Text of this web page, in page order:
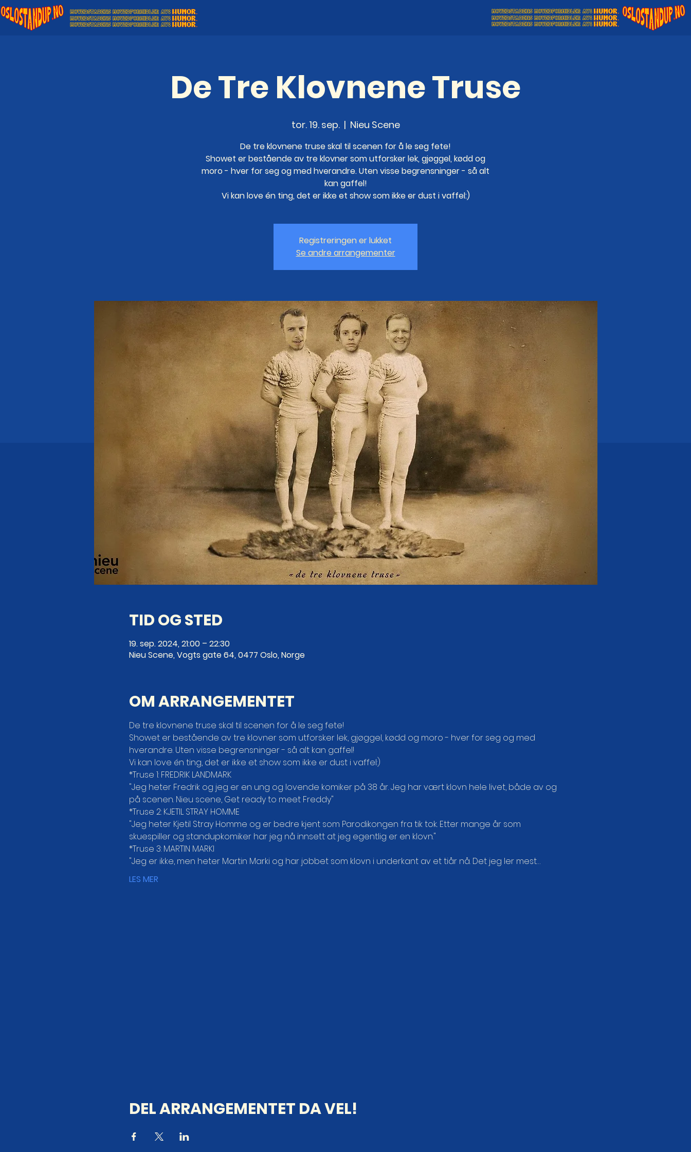
De Tre Klovnene Truse
tor. 19. sep.
  |
Nieu Scene
De tre klovnene truse skal til scenen for å le seg fete!
Showet er bestående av tre klovner som utforsker lek, gjøggel, kødd og
moro - hver for seg og med hverandre. Uten visse begrensninger - så alt
kan gaffel!
Vi kan love én ting, det er ikke et show som ikke er dust i vaffel:)
Registreringen er lukket
Se andre arrangementer
TID OG STED
19. sep. 2024, 21:00 – 22:30
Nieu Scene, Vogts gate 64, 0477 Oslo, Norge
OM ARRANGEMENTET
De tre klovnene truse skal til scenen for å le seg fete!
Showet er bestående av tre klovner som utforsker lek, gjøggel, kødd og moro - hver for seg og med
hverandre. Uten visse begrensninger - så alt kan gaffel!
Vi kan love én ting, det er ikke et show som ikke er dust i vaffel:)
*Truse 1: FREDRIK LANDMARK
"Jeg heter Fredrik og jeg er en ung og lovende komiker på 38 år. Jeg har vært klovn hele livet, både av og
på scenen. Nieu scene, Get ready to meet Freddy"
*Truse 2: KJETIL STRAY HOMME
"Jeg heter Kjetil Stray Homme og er bedre kjent som Parodikongen fra tik tok. Etter mange år som
skuespiller og standupkomiker har jeg nå innsett at jeg egentlig er en klovn."
*Truse 3: MARTIN MARKI
"Jeg er ikke, men heter Martin Marki og har jobbet som klovn i underkant av et tiår nå. Det jeg ler mest…
LES MER
DEL ARRANGEMENTET DA VEL!